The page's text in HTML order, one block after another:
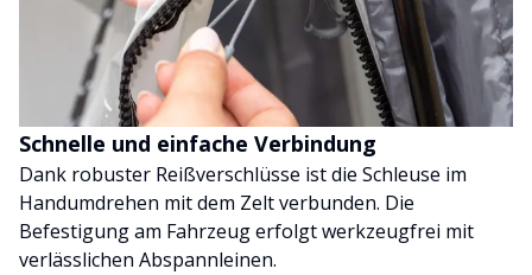
Schnelle und einfache Verbindung
Dank robuster Reißverschlüsse ist die Schleuse im
Handumdrehen mit dem Zelt verbunden. Die
Befestigung am Fahrzeug erfolgt werkzeugfrei mit
verlässlichen Abspannleinen.